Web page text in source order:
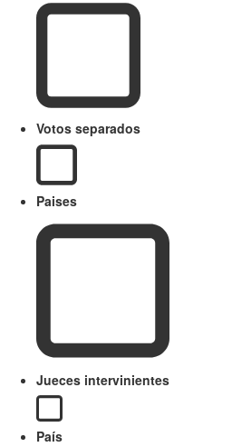
Votos separados
Paises
Jueces intervinientes
País